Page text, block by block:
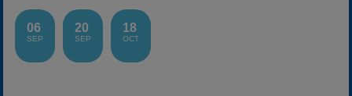
06
SEP
20
SEP
18
OCT